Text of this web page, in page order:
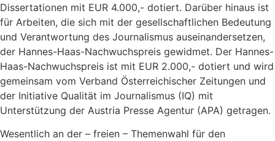
Dissertationen mit EUR 4.000,- dotiert. Darüber hinaus ist
für Arbeiten, die sich mit der gesellschaftlichen Bedeutung
und Verantwortung des Journalismus auseinandersetzen,
der Hannes-Haas-Nachwuchspreis gewidmet. Der Hannes-
Haas-Nachwuchspreis ist mit EUR 2.000,- dotiert und wird
gemeinsam vom Verband Österreichischer Zeitungen und
der Initiative Qualität im Journalismus (IQ) mit
Unterstützung der Austria Presse Agentur (APA) getragen.
Wesentlich an der – freien – Themenwahl für den